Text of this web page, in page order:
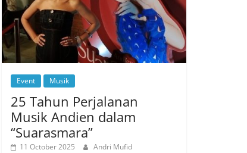
Event Musik
25 Tahun Perjalanan
Musik Andien dalam
“Suarasmara”
11 October 2025 Andri Mufid